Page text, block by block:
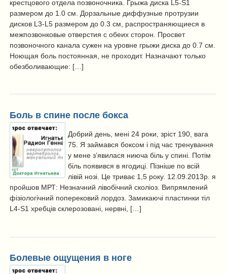
крестцового отдела позвоночника. Грыжа диска L5-S1
размером до 1.0 см. Дорзальные диффузные протрузии
дисков L3-L5 размером до 0.3 см, распространяющиеся в
межпозвонковые отверстия с обеих сторон. Просвет
позвоночного канала сужен на уровне грыжи диска до 0.7 см.
Ноющая боль постоянная, не проходит. Назначают только
обезболивающие: […]
Боль в спине после бокса
Добрий день, мені 24 роки, зріст 190, вага
75. Я займався боксом і під час тренування
у мене з’явилася ниюча біль у спині. Потім
біль появився в ягодиці. Пізніше по всій
лівій нозі. Це триває 1,5 року. 12.09.2013р. я
пройшов МРТ: Незначний лівобічний сколіоз. Випрямлений
фізіологічний поперековий лордоз. Замикаючі пластинки тіл
L4-S1 хребців склерозовані, нервні, […]
Болевые ощущения в ноге